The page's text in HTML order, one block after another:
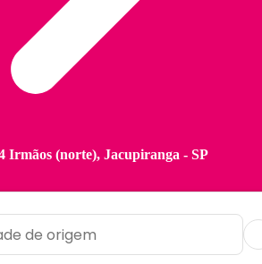
Irmãos (norte), Jacupiranga - SP